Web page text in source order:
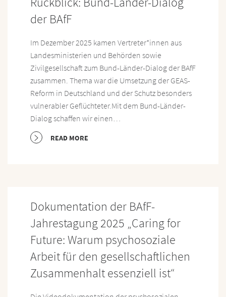
der BAfF
Im Dezember 2025 kamen Vertreter*innen aus
Landesministerien und Behörden sowie
Zivilgesellschaft zum Bund-Länder-Dialog der BAfF
zusammen. Thema war die Umsetzung der GEAS-
Reform in Deutschland und der Schutz besonders
vulnerabler Geflüchteter.Mit dem Bund-Länder-
Dialog schaffen wir einen…
READ MORE
Dokumentation der BAfF-
Jahrestagung 2025 „Caring for
Future: Warum psychosoziale
Arbeit für den gesellschaftlichen
Zusammenhalt essenziell ist“